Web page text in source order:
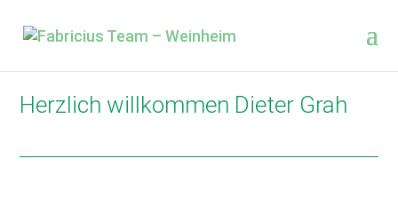
Herzlich willkommen Dieter Grah